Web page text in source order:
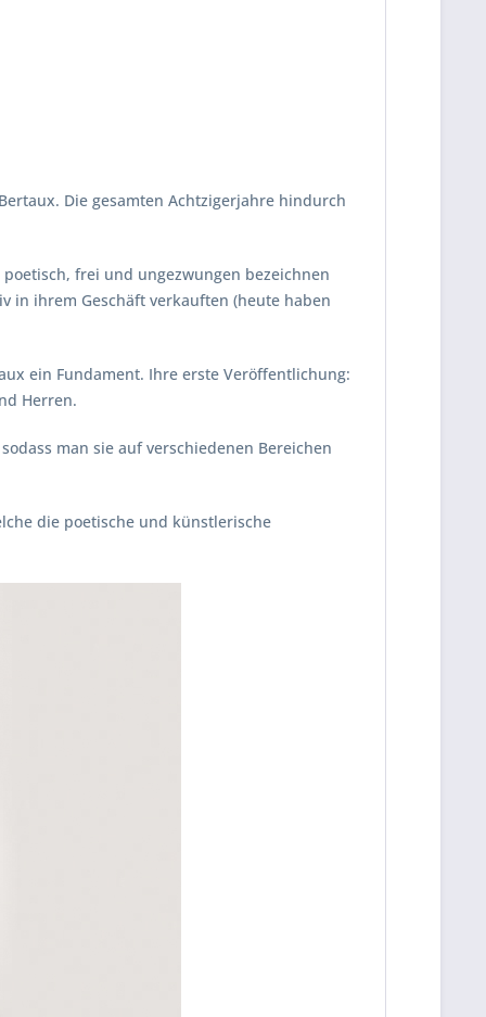
Die gesamten Achtzigerjahre hindurch
frei und ungezwungen bezeichnen
in ihrem Geschäft verkauften (heute haben
ein Fundament. Ihre erste Veröffentlichung:
Herren.
man sie auf verschiedenen Bereichen
die poetische und künstlerische